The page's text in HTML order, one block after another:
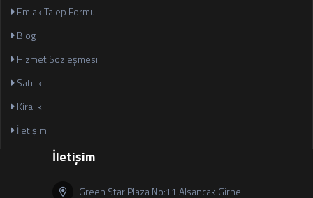
Emlak Talep Formu
Blog
Hizmet Sözleşmesi
Satılık
Kiralık
İletişim
İletişim
Green Star Plaza No:11 Alsancak Girne